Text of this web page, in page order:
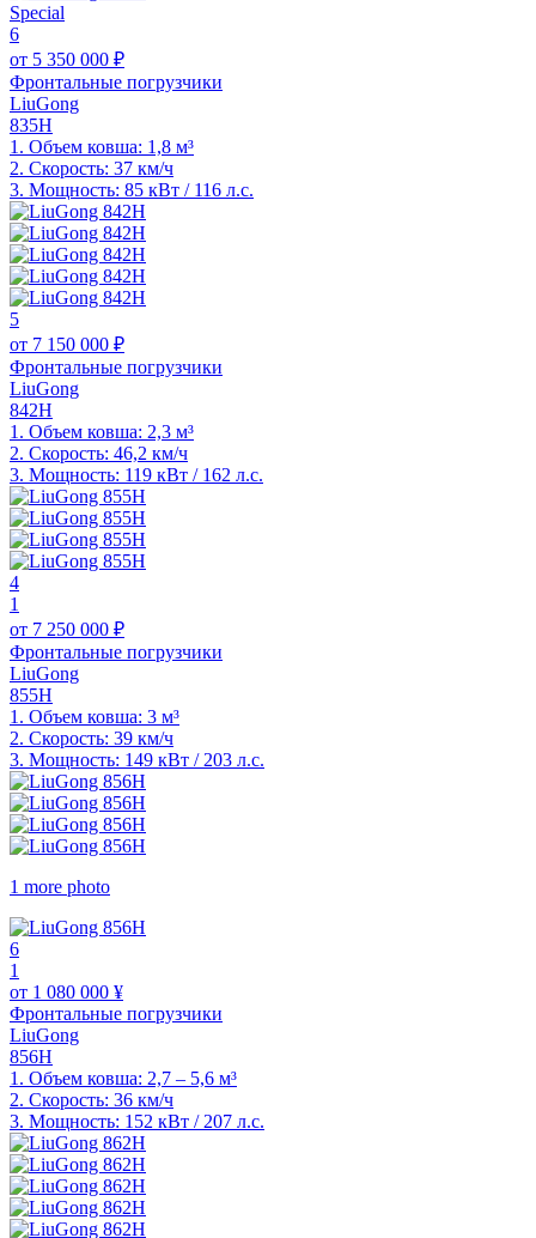
Special
6
от 5 350 000 ₽
Фронтальные погрузчики
LiuGong
835H
1. Объем ковша: 1,8 м³
2. Скорость: 37 км/ч
3. Мощность: 85 кВт / 116 л.с.
5
от 7 150 000 ₽
Фронтальные погрузчики
LiuGong
842H
1. Объем ковша: 2,3 м³
2. Скорость: 46,2 км/ч
3. Мощность: 119 кВт / 162 л.с.
4
1
от 7 250 000 ₽
Фронтальные погрузчики
LiuGong
855H
1. Объем ковша: 3 м³
2. Скорость: 39 км/ч
3. Мощность: 149 кВт / 203 л.с.
1 more photo
6
1
от 1 080 000 ¥
Фронтальные погрузчики
LiuGong
856H
1. Объем ковша: 2,7 – 5,6 м³
2. Скорость: 36 км/ч
3. Мощность: 152 кВт / 207 л.с.